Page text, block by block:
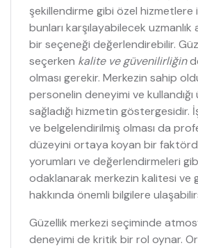
şekillendirme gibi özel
bunları karşılayabilecek uzmanlık
bir seçeneği değerlendirebilir.
seçerken kalite ve güvenilirliğin
olması gerekir. Merkezin sahip
personelin deneyimi ve
sağladığı hizmetin göstergesidir.
ve belgelendirilmiş olması da
düzeyini ortaya koyan bir
yorumları ve değerlendirmeleri
odaklanarak merkezin kalitesi ve
hakkında önemli bilgilere
Güzellik merkezi seçiminde
deneyimi de kritik bir rol oynar.